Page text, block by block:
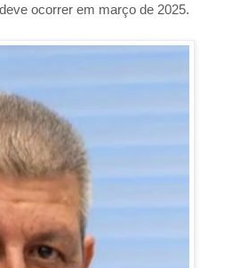
ocorrer em março de 2025.